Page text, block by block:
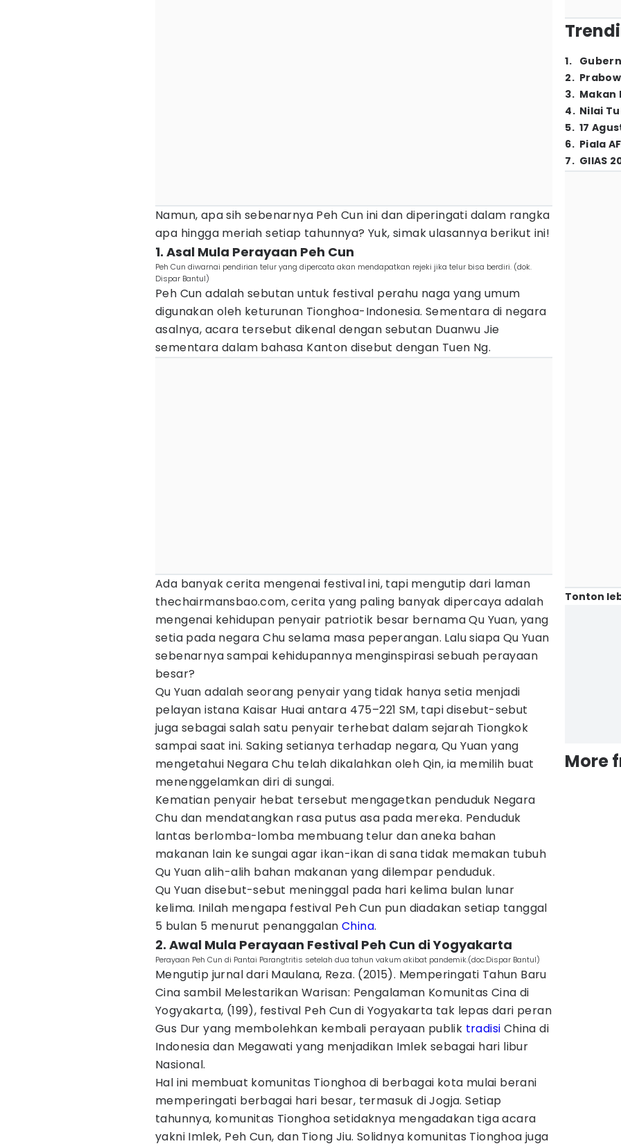
Namun, apa sih sebenarnya Peh Cun ini dan diperingati dalam rangka
apa hingga meriah setiap tahunnya? Yuk, simak ulasannya berikut ini!
1. Asal Mula Perayaan Peh Cun
Peh Cun diwarnai pendirian telur yang dipercata akan mendapatkan rejeki jika telur bisa berdiri. (dok.
Dispar Bantul)
Peh Cun adalah sebutan untuk festival perahu naga yang umum
digunakan oleh keturunan Tionghoa-Indonesia. Sementara di negara
asalnya, acara tersebut dikenal dengan sebutan Duanwu Jie
sementara dalam bahasa Kanton disebut dengan Tuen Ng.
Ada banyak cerita mengenai festival ini, tapi mengutip dari laman
thechairmansbao.com, cerita yang paling banyak dipercaya adalah
mengenai kehidupan penyair patriotik besar bernama Qu Yuan, yang
setia pada negara Chu selama masa peperangan. Lalu siapa Qu Yuan
sebenarnya sampai kehidupannya menginspirasi sebuah perayaan
besar?
Qu Yuan adalah seorang penyair yang tidak hanya setia menjadi
pelayan istana Kaisar Huai antara 475–221 SM, tapi disebut-sebut
juga sebagai salah satu penyair terhebat dalam sejarah Tiongkok
sampai saat ini. Saking setianya terhadap negara, Qu Yuan yang
mengetahui Negara Chu telah dikalahkan oleh Qin, ia memilih buat
menenggelamkan diri di sungai.
Kematian penyair hebat tersebut mengagetkan penduduk Negara
Chu dan mendatangkan rasa putus asa pada mereka. Penduduk
lantas berlomba-lomba membuang telur dan aneka bahan
makanan lain ke sungai agar ikan-ikan di sana tidak memakan tubuh
Qu Yuan alih-alih bahan makanan yang dilempar penduduk.
Qu Yuan disebut-sebut meninggal pada hari kelima bulan lunar
kelima. Inilah mengapa festival Peh Cun pun diadakan setiap tanggal
5 bulan 5 menurut penanggalan China.
2. Awal Mula Perayaan Festival Peh Cun di Yogyakarta
Perayaan Peh Cun di Pantai Parangtritis setelah dua tahun vakum akibat pandemik.(doc.Dispar Bantul)
Mengutip jurnal dari Maulana, Reza. (2015). Memperingati Tahun Baru
Cina sambil Melestarikan Warisan: Pengalaman Komunitas Cina di
Yogyakarta, (199), festival Peh Cun di Yogyakarta tak lepas dari peran
Gus Dur yang membolehkan kembali perayaan publik tradisi China di
Indonesia dan Megawati yang menjadikan Imlek sebagai hari libur
Nasional.
Hal ini membuat komunitas Tionghoa di berbagai kota mulai berani
memperingati berbagai hari besar, termasuk di Jogja. Setiap
tahunnya, komunitas Tionghoa setidaknya mengadakan tiga acara
yakni Imlek, Peh Cun, dan Tiong Jiu. Solidnya komunitas Tionghoa juga
1.
2.
3. Makan
4. Nilai
5. 17
6. Piala
7. GIIAS
Tonton
More